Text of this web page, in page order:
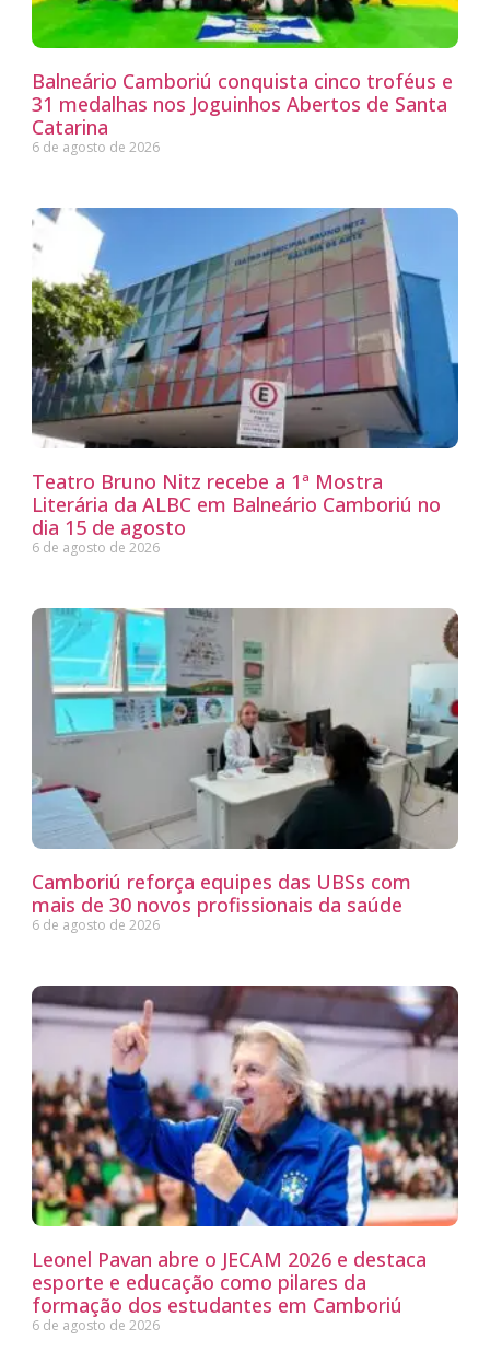
Balneário Camboriú conquista cinco troféus e
31 medalhas nos Joguinhos Abertos de Santa
Catarina
6 de agosto de 2026
Teatro Bruno Nitz recebe a 1ª Mostra
Literária da ALBC em Balneário Camboriú no
dia 15 de agosto
6 de agosto de 2026
Camboriú reforça equipes das UBSs com
mais de 30 novos profissionais da saúde
6 de agosto de 2026
Leonel Pavan abre o JECAM 2026 e destaca
esporte e educação como pilares da
formação dos estudantes em Camboriú
6 de agosto de 2026